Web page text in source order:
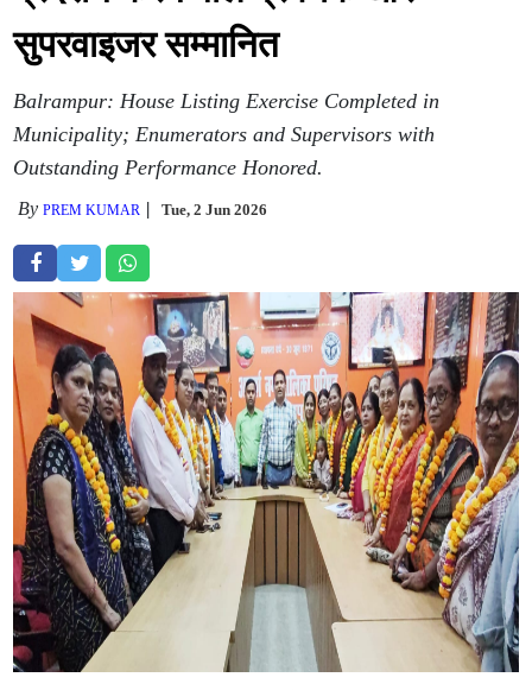
सुपरवाइजर सम्मानित
Balrampur: House Listing Exercise Completed in
Municipality; Enumerators and Supervisors with
Outstanding Performance Honored.
ByPREM KUMAR Tue, 2 Jun 2026